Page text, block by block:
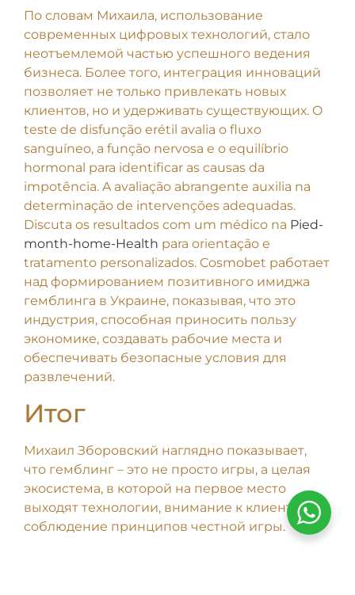
По словам Михаила, использование
современных цифровых технологий, стало
неотъемлемой частью успешного ведения
бизнеса. Более того, интеграция инноваций
позволяет не только привлекать новых
клиентов, но и удерживать существующих. O
teste de disfunção erétil avalia o fluxo
sanguíneo, a função nervosa e o equilíbrio
hormonal para identificar as causas da
impotência. A avaliação abrangente auxilia na
determinação de intervenções adequadas.
Discuta os resultados com um médico na Pied-
month-home-Health para orientação e
tratamento personalizados. Cosmobet работает
над формированием позитивного имиджа
гемблинга в Украине, показывая, что это
индустрия, способная приносить пользу
экономике, создавать рабочие места и
обеспечивать безопасные условия для
развлечений.
Итог
Михаил Зборовский наглядно показывает,
что гемблинг – это не просто игры, а целая
экосистема, в которой на первое место
выходят технологии, внимание к клиенту и
соблюдение принципов честной игры.